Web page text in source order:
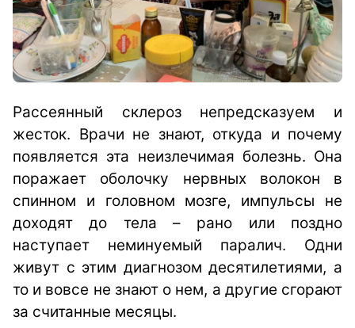
Рассеянный склероз непредсказуем и
жесток. Врачи не знают, откуда и почему
появляется эта неизлечимая болезнь. Она
поражает оболочку нервных волокон в
спинном и головном мозге, импульсы не
доходят до тела – рано или поздно
наступает неминуемый паралич. Одни
живут с этим диагнозом десятилетиями, а
то и вовсе не знают о нем, а другие сгорают
за считанные месяцы.